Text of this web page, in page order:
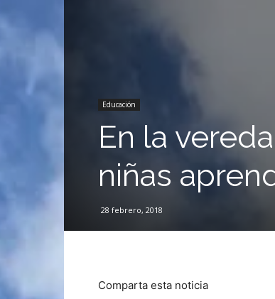
Educación
En la
niñas
28 febrero, 2018
Comparta esta noticia